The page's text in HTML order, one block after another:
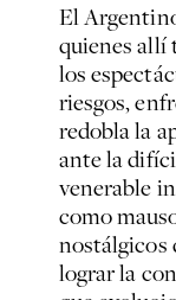
El
quienes allí
los
riesgos,
redobla la
ante la
venerable
como
nostálgicos
lograr la